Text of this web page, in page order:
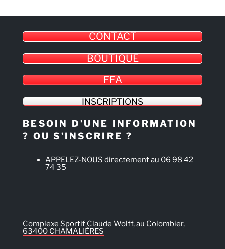
CONTACT
BOUTIQUE
FFA
INSCRIPTIONS
BESOIN D’UNE INFORMATION
? OU S’INSCRIRE ?
APPELEZ-NOUS directement au 06 98 42
74 35
Complexe Sportif Claude Wolff, au Colombier,
63400 CHAMALIÈRES